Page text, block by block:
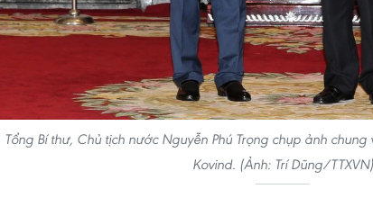
Tổng Bí thư, Chủ tịch nước Nguyễn Phú Trọng chụp ảnh
Kovind. (Ảnh: Trí Dũng/TTXVN)